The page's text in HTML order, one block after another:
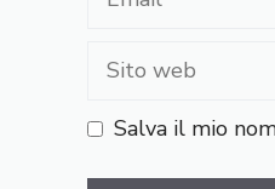
Sito
Salva il mio